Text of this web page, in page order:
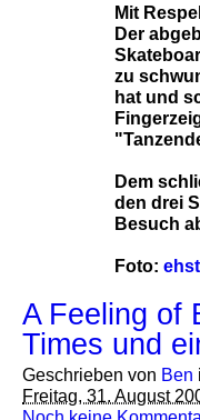
Mit
Der
zu
hat und
Dem
den drei
Besuch
Foto:
A Feeling of
Times und
Geschrieben von Ben
Freitag, 31. August